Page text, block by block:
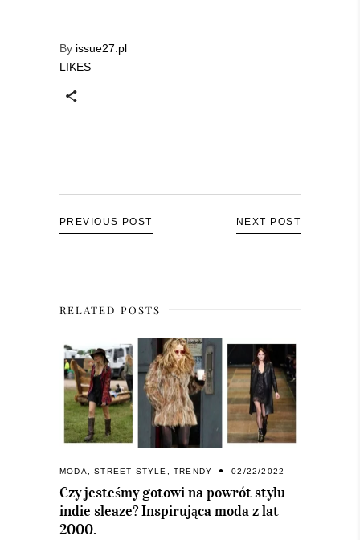
By issue27.pl
LIKES
PREVIOUS POST NEXT POST
RELATED POSTS
MODA,STREET STYLE ,TRENDY 02/22/2022
Czy jesteśmy gotowi na powrót stylu
indie sleaze? Inspirująca moda z lat
2000.